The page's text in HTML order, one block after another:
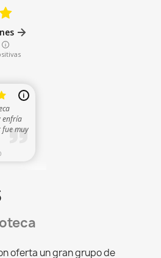
oferta un gran grupo de